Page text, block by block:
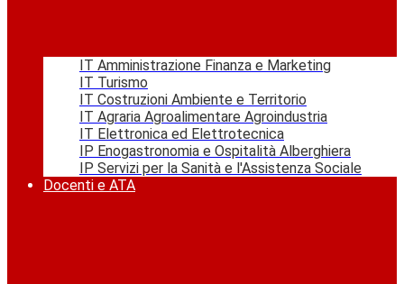
IT Amministrazione Finanza e Marketing
IT Turismo
IT Costruzioni Ambiente e Territorio
IT Agraria Agroalimentare Agroindustria
IT Elettronica ed Elettrotecnica
IP Enogastronomia e Ospitalità Alberghiera
IP Servizi per la Sanità e l'Assistenza Sociale
Docenti e ATA